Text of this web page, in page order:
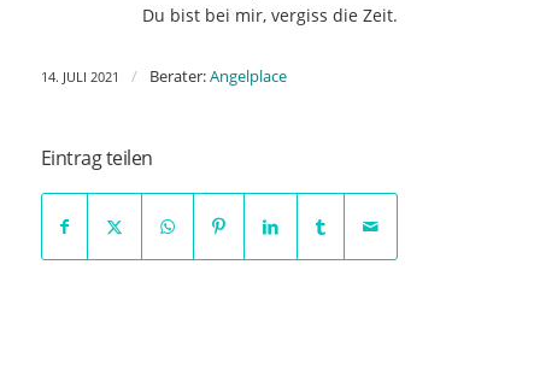
Du bist bei mir, vergiss die Zeit.
14. JULI 2021 / Berater:Angelplace
Eintrag teilen